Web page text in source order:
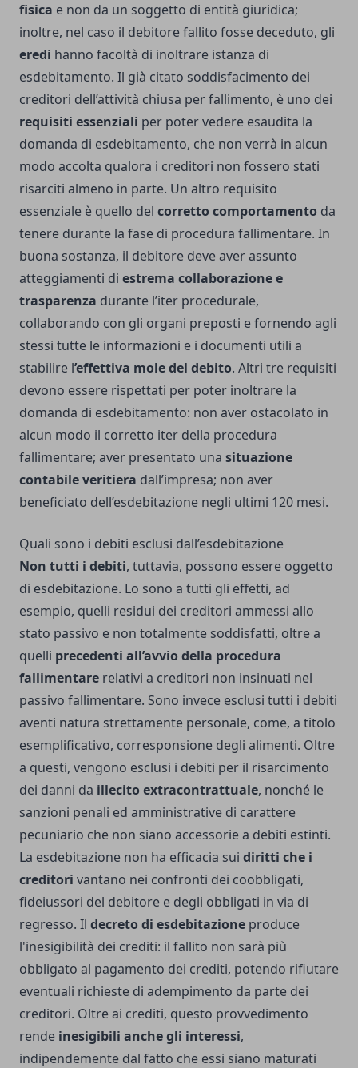
fisica e non da un soggetto di entità giuridica;
inoltre, nel caso il debitore fallito fosse deceduto, gli
eredi hanno facoltà di inoltrare istanza di
esdebitamento. Il già citato soddisfacimento dei
creditori dell’attività chiusa per fallimento, è uno dei
requisiti essenziali per poter vedere esaudita la
domanda di esdebitamento, che non verrà in alcun
modo accolta qualora i creditori non fossero stati
risarciti almeno in parte. Un altro requisito
essenziale è quello del corretto comportamento da
tenere durante la fase di procedura fallimentare. In
buona sostanza, il debitore deve aver assunto
atteggiamenti di estrema collaborazione e
trasparenza durante l’iter procedurale,
collaborando con gli organi preposti e fornendo agli
stessi tutte le informazioni e i documenti utili a
stabilire l’effettiva mole del debito. Altri tre requisiti
devono essere rispettati per poter inoltrare la
domanda di esdebitamento: non aver ostacolato in
alcun modo il corretto iter della procedura
fallimentare; aver presentato una situazione
contabile veritiera dall’impresa; non aver
beneficiato dell’esdebitazione negli ultimi 120 mesi.
Quali sono i debiti esclusi dall’esdebitazione
Non tutti i debiti, tuttavia, possono essere oggetto
di esdebitazione. Lo sono a tutti gli effetti, ad
esempio, quelli residui dei creditori ammessi allo
stato passivo e non totalmente soddisfatti, oltre a
quelli precedenti all’avvio della procedura
fallimentare relativi a creditori non insinuati nel
passivo fallimentare. Sono invece esclusi tutti i debiti
aventi natura strettamente personale, come, a titolo
esemplificativo, corresponsione degli alimenti. Oltre
a questi, vengono esclusi i debiti per il risarcimento
dei danni da illecito extracontrattuale, nonché le
sanzioni penali ed amministrative di carattere
pecuniario che non siano accessorie a debiti estinti.
La esdebitazione non ha efficacia sui diritti che i
creditori vantano nei confronti dei coobbligati,
fideiussori del debitore e degli obbligati in via di
regresso. Il decreto di esdebitazione produce
l'inesigibilità dei crediti: il fallito non sarà più
obbligato al pagamento dei crediti, potendo rifiutare
eventuali richieste di adempimento da parte dei
creditori. Oltre ai crediti, questo provvedimento
rende inesigibili anche gli interessi,
indipendemente dal fatto che essi siano maturati